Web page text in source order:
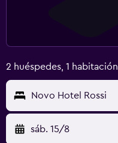
2 huéspedes, 1 habitación
Novo Hotel Rossi
sáb. 15/8